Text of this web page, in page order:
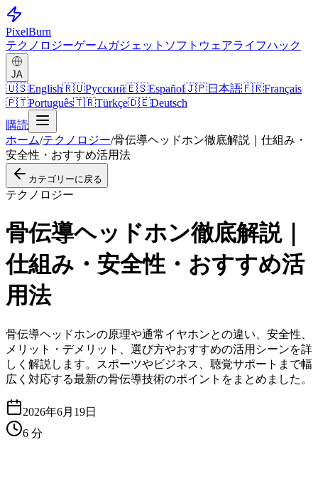
PixelBurn
テクノロジーゲーム ガジェット ソフトウェアライフハック
JA
🇺🇸English🇷🇺Русский🇪🇸Español🇯🇵日本語🇫🇷Français
🇵🇹Português🇹🇷Türkçe🇩🇪Deutsch
購読
ホーム/テクノロジー/骨伝導ヘッドホン徹底解説｜仕組み・
安全性・おすすめ活用法
カテゴリーに戻る
テクノロジー
骨伝導ヘッドホン徹底解説｜
仕組み・安全性・おすすめ活
用法
骨伝導ヘッドホンの原理や通常イヤホンとの違い、安全性、
メリット・デメリット、選び方やおすすめの活用シーンを詳
しく解説します。スポーツやビジネス、聴覚サポートまで幅
広く対応する最新の骨伝導技術のポイントをまとめました。
2026年6月19日
6 分